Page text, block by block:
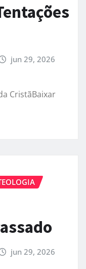
jun 29, 2026
CristãBaixar
jun 29, 2026